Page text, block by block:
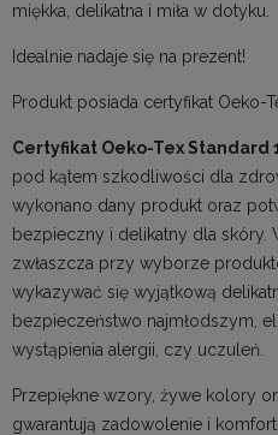
miękka, delikatna i miła w dotyku.
Idealnie nadaje się na prezent!
Produkt posiada certyfikat Oeko-
Certyfikat Oeko-Tex Standard
pod kątem szkodliwości dla
wykonano dany produkt oraz
bezpieczny i delikatny dla skóry.
zwłaszcza przy wyborze
wykazywać się wyjątkową
bezpieczeństwo najmłodszym,
wystąpienia alergii, czy uczuleń.
Przepiękne wzory, żywe kolory
gwarantują zadowolenie i